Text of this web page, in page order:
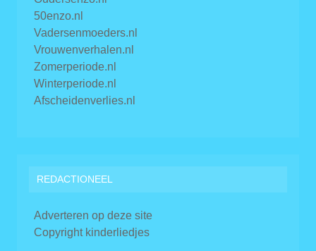
50enzo.nl
Vadersenmoeders.nl
Vrouwenverhalen.nl
Zomerperiode.nl
Winterperiode.nl
Afscheidenverlies.nl
REDACTIONEEL
Adverteren op deze site
Copyright kinderliedjes